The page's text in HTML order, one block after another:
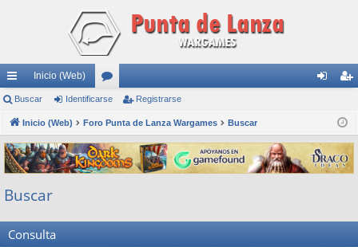
nl
ac
es
rá
pi
do
Inicio (Web)
or
os
fic
ar
ist
ra
rs
Buscar Identificarse Registrarse
Inicio (Web) Foro Punta de Lanza Wargames Buscar
Buscar
Consulta